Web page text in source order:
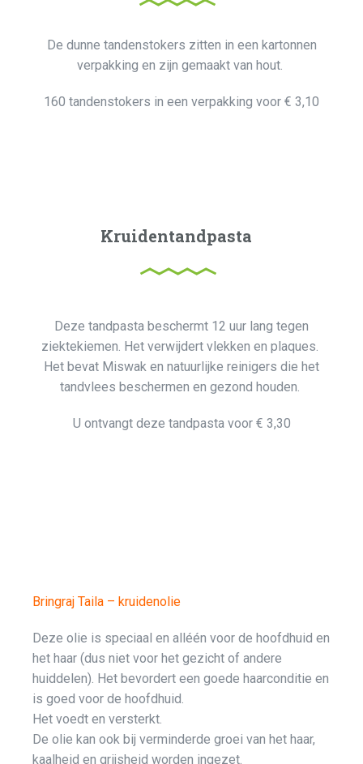
De dunne tandenstokers zitten in een kartonnen
verpakking en zijn gemaakt van hout.
160 tandenstokers in een verpakking voor € 3,10
Kruidentandpasta
Deze tandpasta beschermt 12 uur lang tegen
ziektekiemen. Het verwijdert vlekken en plaques.
Het bevat Miswak en natuurlijke reinigers die het
tandvlees beschermen en gezond houden.
U ontvangt deze tandpasta voor € 3,30
Bringraj Taila – kruidenolie
Deze olie is speciaal en alléén voor de hoofdhuid en
het haar (dus niet voor het gezicht of andere
huiddelen). Het bevordert een goede haarconditie en
is goed voor de hoofdhuid.
Het voedt en versterkt.
De olie kan ook bij verminderde groei van het haar,
kaalheid en grijsheid worden ingezet.